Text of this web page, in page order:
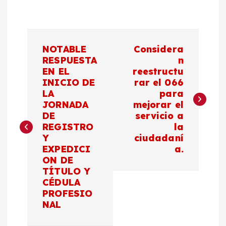
e
g
NOTABLE
RESPUESTA
EN EL
INICIO DE
LA
JORNADA
DE
REGISTRO
Y
EXPEDICI
ON DE
TÍTULO Y
CÉDULA
PROFESIO
NAL
Considera
n
reestructu
rar el 066
para
mejorar el
servicio a
la
ciudadaní
a.